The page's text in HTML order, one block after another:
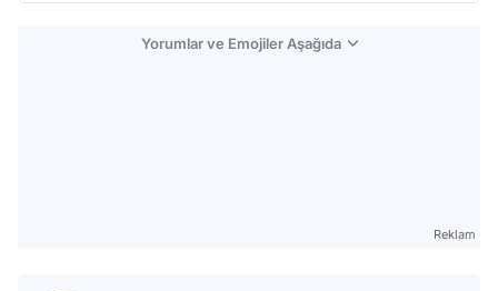
Yorumlar ve Emojiler Aşağıda
Reklam